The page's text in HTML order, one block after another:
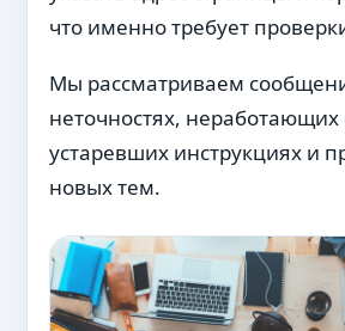
что именно требует
Мы рассматриваем
неточностях, неработающих
устаревших инструкциях и
новых тем.